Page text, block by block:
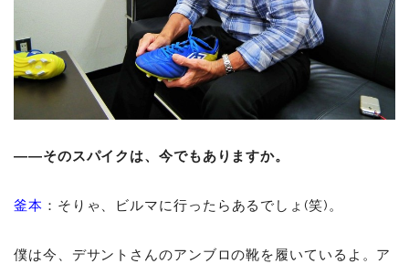
――そのスパイクは、今でもありますか。
釜本 ：そりゃ、ビルマに行ったらあるでしょ(笑)。
僕は今、デサントさんのアンブロの靴を履いているよ。ア